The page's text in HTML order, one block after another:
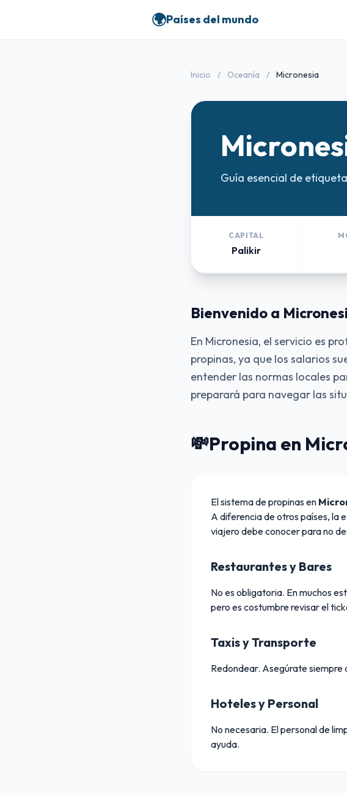
🌍Países del mundo
Inicio / Oceanía / Micronesia
Guía esencial de
CAPITAL
Palikir
Bienvenido a
En Micronesia, el servicio es
propinas, ya que los salarios
entender las normas locales
preparará para navegar las
💸Propina en
El sistema de propinas en
A diferencia de otros países, la
viajero debe conocer para no
Restaurantes y Bares
No es obligatoria. En muchos
pero es costumbre revisar el
Taxis y Transporte
Redondear. Asegúrate
Hoteles y Personal
No necesaria. El personal de
ayuda.